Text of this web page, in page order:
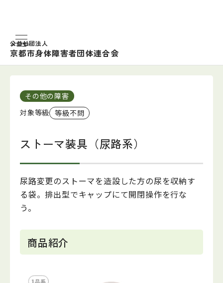
公益社団法人
京都市身体障害者団体連合会
TOP 福祉用具のしおり 日常生活用具の品目紹介
ストーマ装具（尿路系）
その他の障害
対象等級 等級不問
ストーマ装具（尿路系）
尿路変更のストーマを造設した方の尿を収納す
る袋。排出型でキャップにて開閉操作を行な
う。
商品紹介